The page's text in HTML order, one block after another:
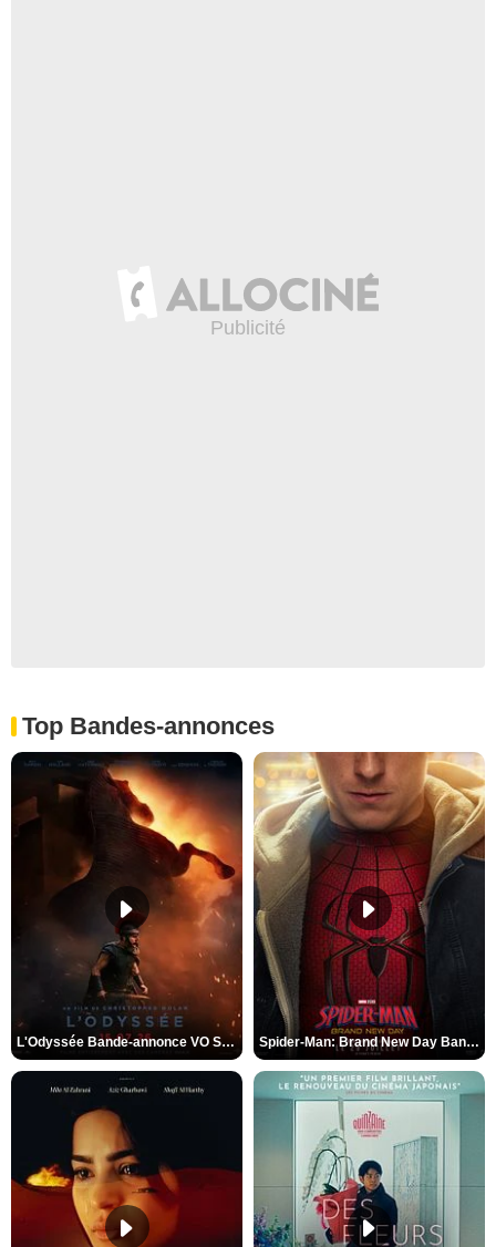
Top Bandes-annonces
L'Odyssée Bande-annonce VO STFR Spider-Man: Brand New Day Bande-annonce VO STFR